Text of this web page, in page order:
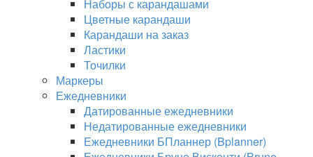
Наборы с карандашами
Цветные карандаши
Карандаши на заказ
Ластики
Точилки
Маркеры
Ежедневники
Датированные ежедневники
Недатированные ежедневники
Ежедневники БПланнер (Bplanner)